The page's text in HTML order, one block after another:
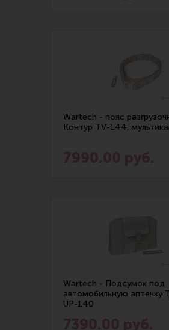
Wartech - пояс
Контур TV-144,
Wartech - Подсумок под
автомобильную аптечку
UP-140